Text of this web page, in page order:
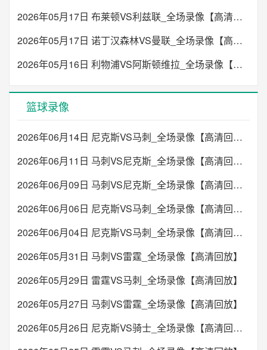
2026年05月17日 布莱顿VS利兹联_全场录像【高清回放】
2026年05月17日 诺丁汉森林VS曼联_全场录像【高清回放】
2026年05月16日 利物浦VS阿斯顿维拉_全场录像【高清回放】
篮球录像
2026年06月14日 尼克斯VS马刺_全场录像【高清回放】
2026年06月11日 马刺VS尼克斯_全场录像【高清回放】
2026年06月09日 马刺VS尼克斯_全场录像【高清回放】
2026年06月06日 尼克斯VS马刺_全场录像【高清回放】
2026年06月04日 尼克斯VS马刺_全场录像【高清回放】
2026年05月31日 马刺VS雷霆_全场录像【高清回放】
2026年05月29日 雷霆VS马刺_全场录像【高清回放】
2026年05月27日 马刺VS雷霆_全场录像【高清回放】
2026年05月26日 尼克斯VS骑士_全场录像【高清回放】